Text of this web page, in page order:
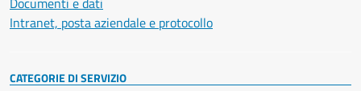
Intranet, posta aziendale e protocollo
CATEGORIE DI SERVIZIO